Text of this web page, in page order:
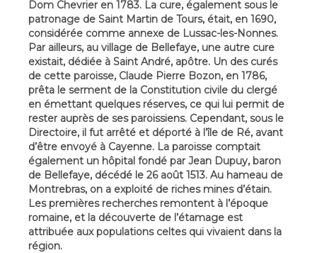
Dom Chevrier en 1783. La cure, également sous le
patronage de Saint Martin de Tours, était, en 1690,
considérée comme annexe de Lussac-les-Nonnes.
Par ailleurs, au village de Bellefaye, une autre cure
existait, dédiée à Saint André, apôtre. Un des curés
de cette paroisse, Claude Pierre Bozon, en 1786,
prêta le serment de la Constitution civile du clergé
en émettant quelques réserves, ce qui lui permit de
rester auprès de ses paroissiens. Cependant, sous le
Directoire, il fut arrêté et déporté à l’île de Ré, avant
d’être envoyé à Cayenne. La paroisse comptait
également un hôpital fondé par Jean Dupuy, baron
de Bellefaye, décédé le 26 août 1513. Au hameau de
Montrebras, on a exploité de riches mines d’étain.
Les premières recherches remontent à l’époque
romaine, et la découverte de l’étamage est
attribuée aux populations celtes qui vivaient dans la
région.